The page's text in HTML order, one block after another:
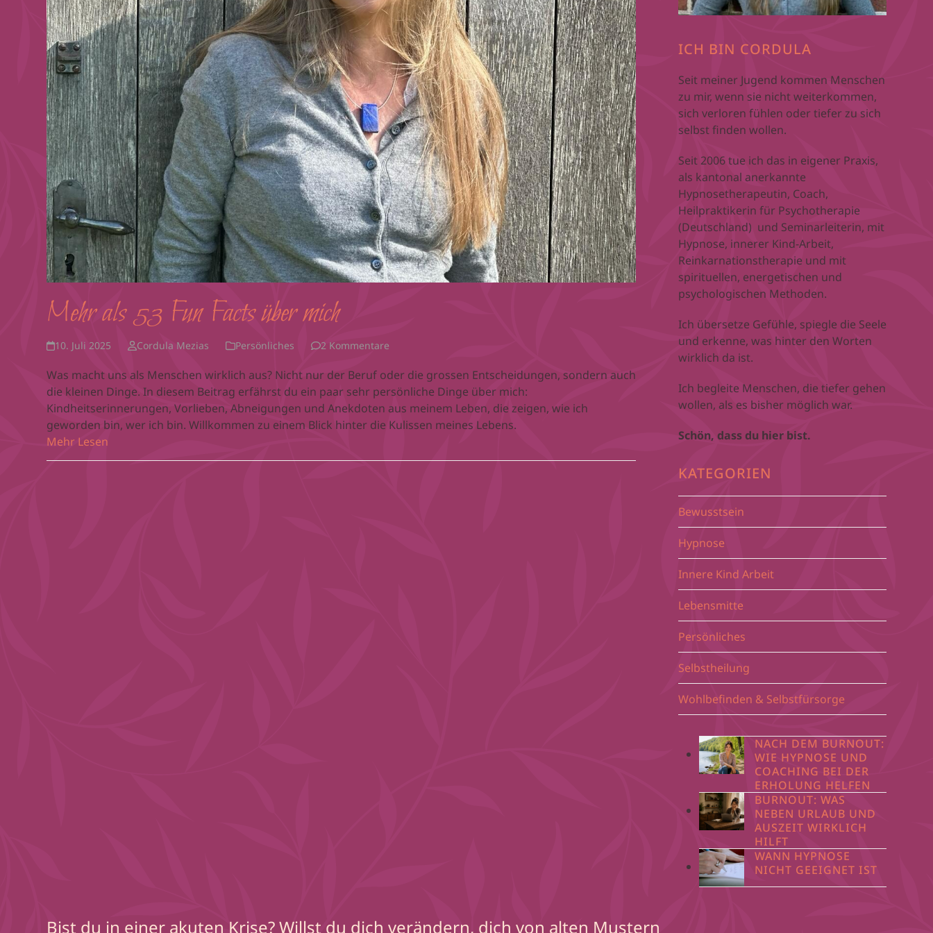
Mehr als 53 Fun Facts über mich
10. Juli 2025 Cordula Mezias Persönliches 2 Kommentare
Was macht uns als Menschen wirklich aus? Nicht nur der Beruf oder die grossen Entscheidungen, sondern auch
die kleinen Dinge. In diesem Beitrag erfährst du ein paar sehr persönliche Dinge über mich:
Kindheitserinnerungen, Vorlieben, Abneigungen und Anekdoten aus meinem Leben, die zeigen, wie ich
geworden bin, wer ich bin. Willkommen zu einem Blick hinter die Kulissen meines Lebens.
Mehr Lesen
ICH BIN CORDULA
Seit meiner Jugend kommen Menschen
zu mir, wenn sie nicht weiterkommen,
sich verloren fühlen oder tiefer zu sich
selbst finden wollen.
Seit 2006 tue ich das in eigener Praxis,
als kantonal anerkannte
Hypnosetherapeutin, Coach,
Heilpraktikerin für Psychotherapie
(Deutschland) und Seminarleiterin, mit
Hypnose, innerer Kind-Arbeit,
Reinkarnationstherapie und mit
spirituellen, energetischen und
psychologischen Methoden.
Ich übersetze Gefühle, spiegle die Seele
und erkenne, was hinter den Worten
wirklich da ist.
Ich begleite Menschen, die tiefer gehen
wollen, als es bisher möglich war.
Schön, dass du hier bist.
KATEGORIEN
Bewusstsein
Hypnose
Innere Kind Arbeit
Lebensmitte
Persönliches
Selbstheilung
Wohlbefinden & Selbstfürsorge
NACH DEM BURNOUT:
WIE HYPNOSE UND
COACHING BEI DER
ERHOLUNG HELFEN
BURNOUT: WAS
NEBEN URLAUB UND
AUSZEIT WIRKLICH
HILFT
WANN HYPNOSE
NICHT GEEIGNET IST
Bist du in einer akuten Krise? Willst du dich verändern, dich von alten Mustern